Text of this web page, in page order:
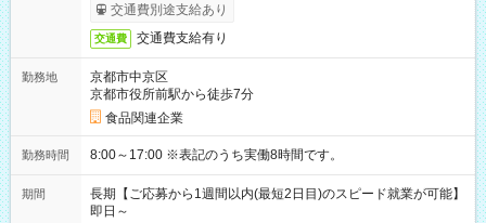
交通費別途支給あり
交通費 交通費支給有り
勤務地
京都市中京区
京都市役所前駅から徒歩7分
食品関連企業
勤務時間 8:00～17:00 ※表記のうち実働8時間です。
期間
長期【ご応募から1週間以内(最短2日目)のスピード就業が可能】
即日～